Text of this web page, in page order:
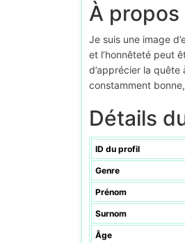
À propos
Je suis une image
et l’honnêteté peut
d’apprécier la
constamment
Détails
ID du profil
Genre
Prénom
Surnom
Âge